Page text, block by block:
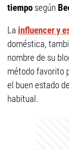
tiempo según
La influencer y
doméstica,
nombre de su
método favorito
el buen estado
habitual.